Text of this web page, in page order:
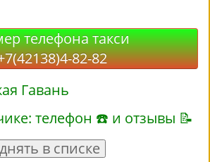
телефона такси
82-82
Гавань
телефон ☎ и отзывы 📝
в списке